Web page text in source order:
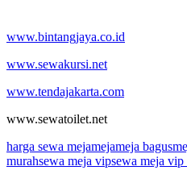
www.bintangjaya.co.id
www.sewakursi.net
www.tendajakarta.com
www.sewatoilet.net
harga sewa mejamejameja bagus
murahsewa meja vipsewa meja vip